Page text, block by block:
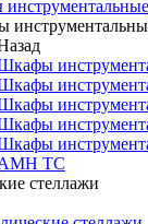
TC
стеллажи